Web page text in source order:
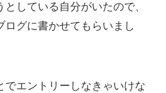
している自分がいたので、
ログに書かせてもらいまし
でエントリーしなきゃいけな